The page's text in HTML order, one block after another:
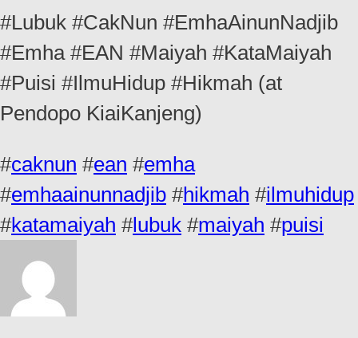
#Lubuk #CakNun #EmhaAinunNadjib
#Emha #EAN #Maiyah #KataMaiyah
#Puisi #IlmuHidup #Hikmah (at
Pendopo KiaiKanjeng)
#caknun #ean #emha
#emhaainunnadjib #hikmah #ilmuhidup
#katamaiyah #lubuk #maiyah #puisi